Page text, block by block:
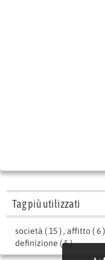
Tag più utilizzati
società ( 15 ) , affitto ( 6 )
definizione ( 5 )